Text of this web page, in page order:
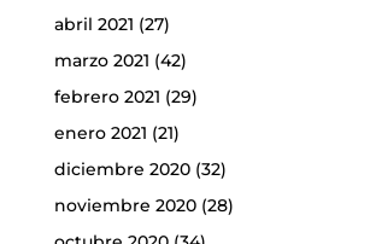
abril 2021 (27)
marzo 2021 (42)
febrero 2021 (29)
enero 2021 (21)
diciembre 2020(32)
noviembre 2020(28)